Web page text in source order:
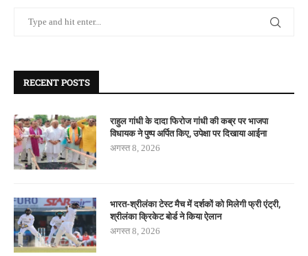
RECENT POSTS
राहुल गांधी के दादा फिरोज गांधी की कब्र पर भाजपा
विधायक ने पुष्प अर्पित किए, उपेक्षा पर दिखाया आईना
अगस्त 8, 2026
भारत-श्रीलंका टेस्ट मैच में दर्शकों को मिलेगी फ्री एंट्री,
श्रीलंका क्रिकेट बोर्ड ने किया ऐलान
अगस्त 8, 2026